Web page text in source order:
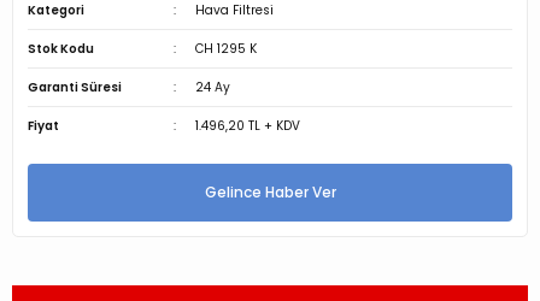
Kategori Hava Filtresi
Stok Kodu CH 1295 K
Garanti Süresi 24 Ay
Fiyat 1.496,20 TL + KDV
Gelince Haber Ver